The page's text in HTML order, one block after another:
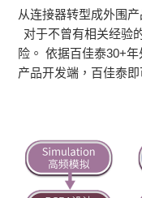
从连接器转型成外围
对于不曾有相关经验
险。 依据百佳泰30+
产品开发端，百佳泰